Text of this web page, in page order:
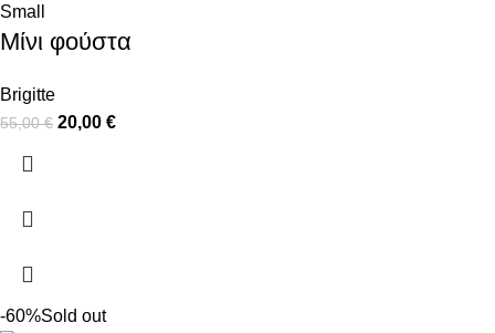
Small
Μίνι φούστα
Brigitte
55,00€ 20,00 €
-60%Sold out